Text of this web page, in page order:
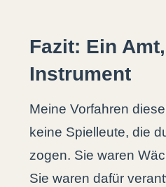
Fazit: Ein
Instrument
Meine Vorfahren
keine Spielleute, die
zogen. Sie waren
Sie waren dafür